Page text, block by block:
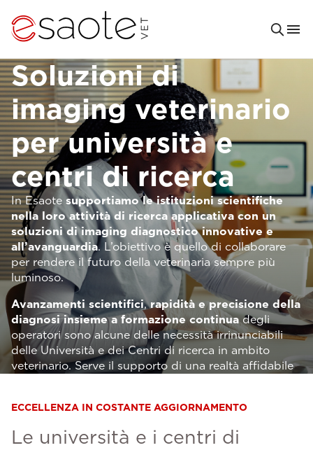
Soluzioni di
imaging veterinario
per università e
centri di ricerca
In Esaote supportiamo le istituzioni scientifiche
nella loro attività di ricerca applicativa con un
soluzioni di imaging diagnostico innovative e
all’avanguardia. L’obiettivo è quello di collaborare
per rendere il futuro della veterinaria sempre più
luminoso.
Avanzamenti scientifici,rapidità e precisione della
diagnosi insieme a formazione continuadegli
operatori sono alcune delle necessità irrinunciabili
delle Università e dei Centri di ricerca in ambito
veterinario. Serve il supporto di una realtà affidabile
ECCELLENZA IN COSTANTE AGGIORNAMENTO
Le università e i centri di